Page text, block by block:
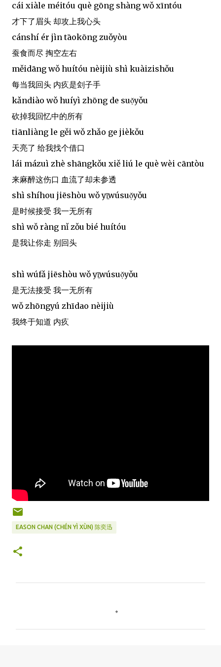
cái xiàle méitóu què gōng shàng wǒ xīntóu
才下了眉头 却攻上我心头
cánshí ér jìn tāokōng zuǒyòu
蚕食而尽 掏空左右
měidāng wǒ huítóu nèijiù shì kuàizishǒu
每当我回头 内疚是刽子手
kǎndiào wǒ huíyì zhōng de suọ̌yǒu
砍掉我回忆中的所有
tiānliàng le gěi wǒ zhǎo ge jièkǒu
天亮了 给我找个借口
lái mázuì zhè shāngkǒu xiě liú le què wèi cāntòu
来麻醉这伤口 血流了却未参透
shì shíhou jiēshòu wǒ yī̠wúsuọ̌yǒu
是时候接受 我一无所有
shì wǒ ràng nǐ zǒu bié huítóu
是我让你走 别回头
shì wúfǎ jiēshòu wǒ yī̠wúsuọ̌yǒu
是无法接受 我一无所有
wǒ zhōngyú zhīdao nèijiù
我终于知道 内疚
EASON CHAN (CHÉN YÌ XÙN) 陈奕迅